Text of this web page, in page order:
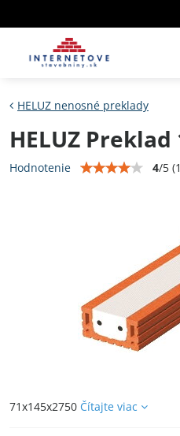
HELUZ nenosné preklady
HELUZ Preklad
Hodnotenie 4/5 (1
71x145x2750 Čítajte viac